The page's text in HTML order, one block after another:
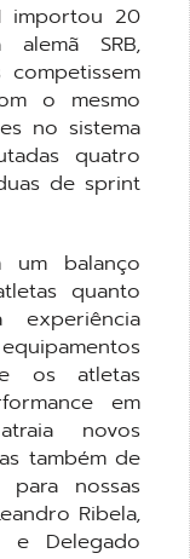
importou 20
SRB,
o mesmo
no sistema
quatro
de sprint
um balanço
quanto
os atletas
em
novos
também de
nossas
Ribela,
e Delegado